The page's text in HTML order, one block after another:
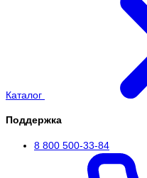
Каталог
Поддержка
8 800 500-33-84